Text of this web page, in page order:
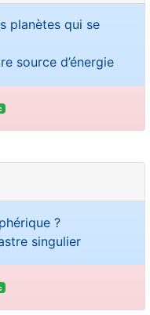
planètes qui se
source d’énergie
?
singulier